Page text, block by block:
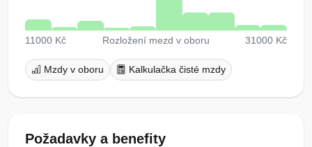
11000 Kč Rozložení mezd v oboru 31000 Kč
Mzdy v oboru Kalkulačka čisté mzdy
Požadavky a benefity